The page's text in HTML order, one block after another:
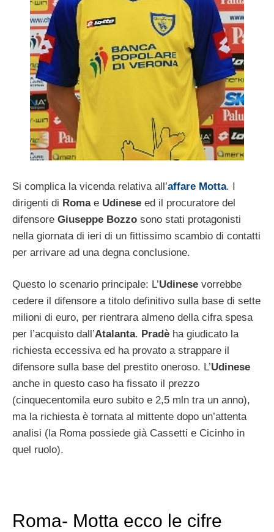
Si complica la vicenda relativa all’affare Motta. I
dirigenti di Romae Udinese ed il procuratore del
difensore Giuseppe Bozzo sono stati protagonisti
nella giornata di ieri di un fittissimo scambio di contatti
per arrivare ad una degna conclusione.
Questo lo scenario principale: L’Udinese vorrebbe
cedere il difensore a titolo definitivo sulla base di sette
milioni di euro, per rientrara almeno della cifra spesa
per l’acquisto dall’Atalanta. Pradè ha giudicato la
richiesta eccessiva ed ha provato a strappare il
difensore sulla base del prestito oneroso. L’Udinese
anche in questo caso ha fissato il prezzo
(cinquecentomila euro subito e 2,5 mln tra un anno),
ma la richiesta è tornata al mittente dopo un’attenta
analisi (la Roma possiede già Cassetti e Cicinho in
quel ruolo).
Roma- Motta ecco le cifre